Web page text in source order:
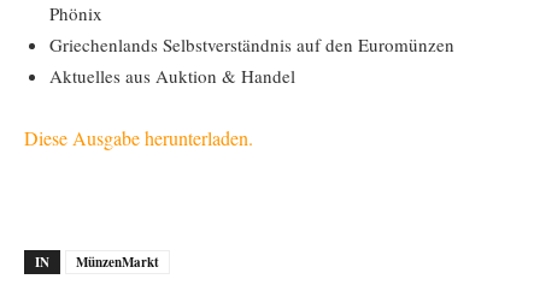
Phönix
Griechenlands Selbstverständnis auf den Euromünzen
Aktuelles aus Auktion & Handel
Diese Ausgabe herunterladen.
IN MünzenMarkt